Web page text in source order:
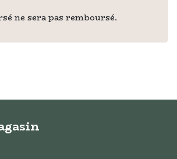
ne sera pas remboursé.